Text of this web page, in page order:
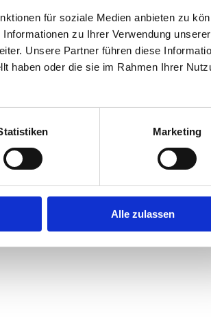
für soziale Medien anbieten zu
zu Ihrer Verwendung unserer
Unsere Partner führen diese
haben oder die sie im Rahmen Ihrer
Marketing
Alle zulassen
(see the browser consolefor more